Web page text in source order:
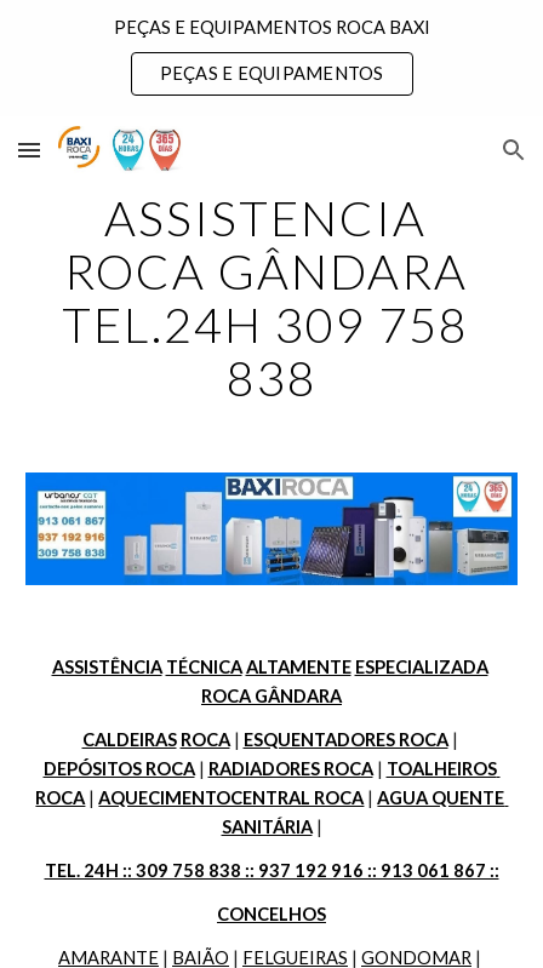
Skip to main content
PEÇAS E EQUIPAMENTOS ROCA BAXI
PEÇAS E EQUIPAMENTOS
ASSISTENCIA
ROCA GÂNDARA
TEL.24H 309 758
838
ASSISTÊNCIA TÉCNICA ALTAMENTE ESPECIALIZADA
ROCA GÂNDARA
CALDEIRAS ROCA | ESQUENTADORES ROCA
DEPÓSITOS ROCA | RADIADORES ROCA | TOALHEIROS
ROCA | AQUECIMENTOCENTRAL ROCA | AGUA QUENTE
SANITÁRIA |
TEL. 24H :: 309 758 838 :: 937 192 916 :: 913 061 867 ::
CONCELHOS
AMARANTE | BAIÃO | FELGUEIRAS | GONDOMAR